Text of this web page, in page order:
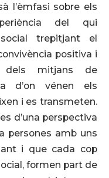
l’èmfasi sobre els
del qui
trepitjant el
positiva i
mitjans de
d’on vénen els
i es transmeten.
d’una perspectiva
persones amb uns
i que cada cop
formen part de